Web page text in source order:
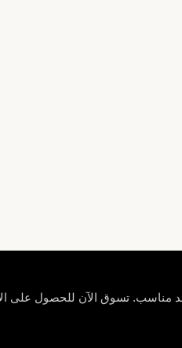
تسوق الآن للحصول على